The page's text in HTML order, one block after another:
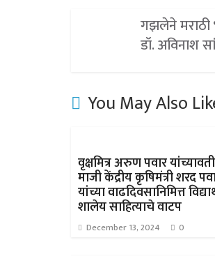
गझलेने मराठी
डॉ. अविनाश
You May Also
वृक्षमित्र अरुण पवार
माजी केंद्रीय कृषिमंत्री शरद
यांच्या वाढदिवसानिमित्त
शालेय साहित्याचे वाटप
December 13, 2024 0